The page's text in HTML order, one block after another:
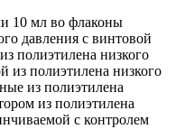
10 мл во флаконы
давления с винтовой
полиэтилена низкого
из полиэтилена низкого
из полиэтилена
из полиэтилена
с контролем